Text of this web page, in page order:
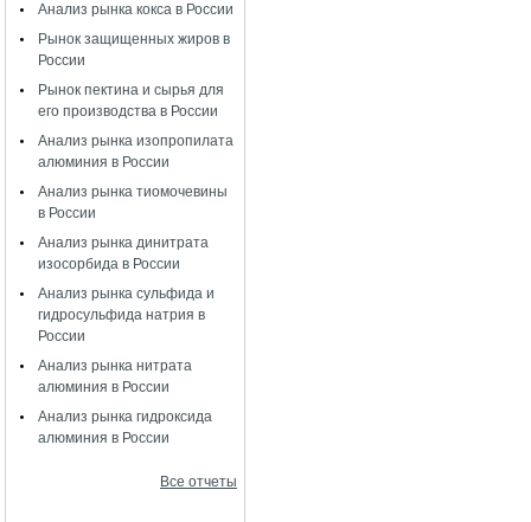
Анализ рынка кокса в России
Рынок защищенных жиров в
России
Рынок пектина и сырья для
его производства в России
Анализ рынка изопропилата
алюминия в России
Анализ рынка тиомочевины
в России
Анализ рынка динитрата
изосорбида в России
Анализ рынка сульфида и
гидросульфида натрия в
России
Анализ рынка нитрата
алюминия в России
Анализ рынка гидроксида
алюминия в России
Все отчеты